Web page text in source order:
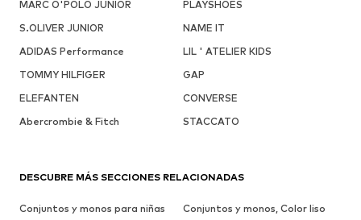
MARC O'POLO JUNIOR
PLAYSHOES
S.OLIVER JUNIOR
NAME IT
ADIDAS Performance
LIL ' ATELIER KIDS
TOMMY HILFIGER
GAP
ELEFANTEN
CONVERSE
Abercrombie & Fitch
STACCATO
DESCUBRE MÁS SECCIONES RELACIONADAS
Conjuntos y monos para niñas
Conjuntos y monos, Color liso